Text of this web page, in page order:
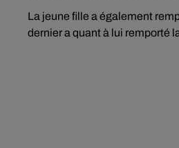
La jeune fille a également
dernier a quant à lui remporté